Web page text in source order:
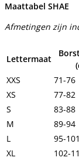
Maattabel SHAE
Afmetingen zijn
Lettermaat
XXS
71-76
XS
77-82
S
83-88
M
89-94
L
95-101
XL
102-